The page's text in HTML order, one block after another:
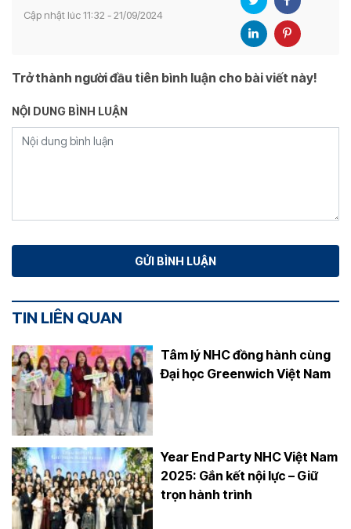
Cập nhật lúc 11:32 - 21/09/2024
Trở thành người đầu tiên bình luận cho bài viết này!
NỘI DUNG BÌNH LUẬN
TIN LIÊN QUAN
Tâm lý NHC đồng hành cùng
Đại học Greenwich Việt Nam
Year End Party NHC Việt Nam
2025: Gắn kết nội lực – Giữ
trọn hành trình